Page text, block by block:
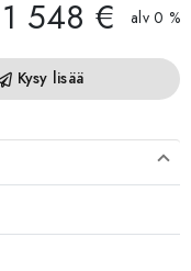
1 548 € alv 0 %
Kysy lisää